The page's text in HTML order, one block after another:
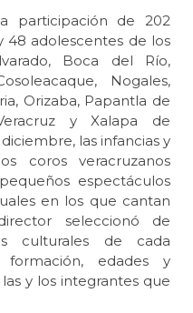
participación de 202
48 adolescentes de los
Boca del Río,
Nogales,
Orizaba, Papantla de
y Xalapa de
las infancias y
coros veracruzanos
espectáculos
en los que cantan
seleccionó de
culturales de cada
edades y
y los integrantes que